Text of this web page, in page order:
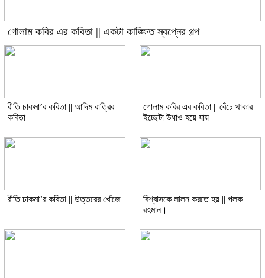
গোলাম কবির এর কবিতা || একটা কাঙ্ক্ষিত স্বপ্নের গল্প
রীতি চাকমা’র কবিতা || আদিম রাত্রির
কবিতা
গোলাম কবির এর কবিতা || বেঁচে থাকার
ইচ্ছেটা উধাও হয়ে যায়
রীতি চাকমা’র কবিতা || উত্তরের খোঁজে
বিশ্বাসকে লালন করতে হয় || পলক
রহমান।